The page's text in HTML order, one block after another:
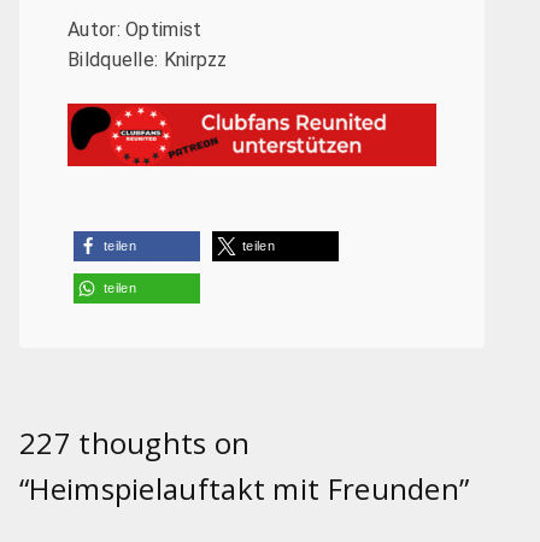
Autor: Optimist
Bildquelle: Knirpzz
teilen teilen
teilen
227 thoughts on
“Heimspielauftakt mit Freunden”